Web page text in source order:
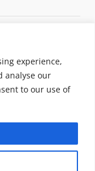
experience,
analyse our
to our use of
che
di Jws Media
in quanto
Non può
ai sensi